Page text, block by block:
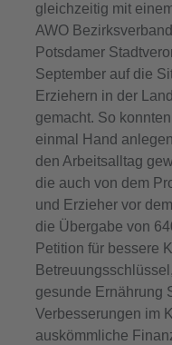
gleichzeitig mit
AWO
Potsdamer
September auf die
Erziehern in der
gemacht. So
einmal Hand
den Arbeitsalltag
die auch von dem
und Erzieher vor
die Übergabe von
Petition für bessere
gesunde Ernährung
Verbesserungen im
auskömmliche